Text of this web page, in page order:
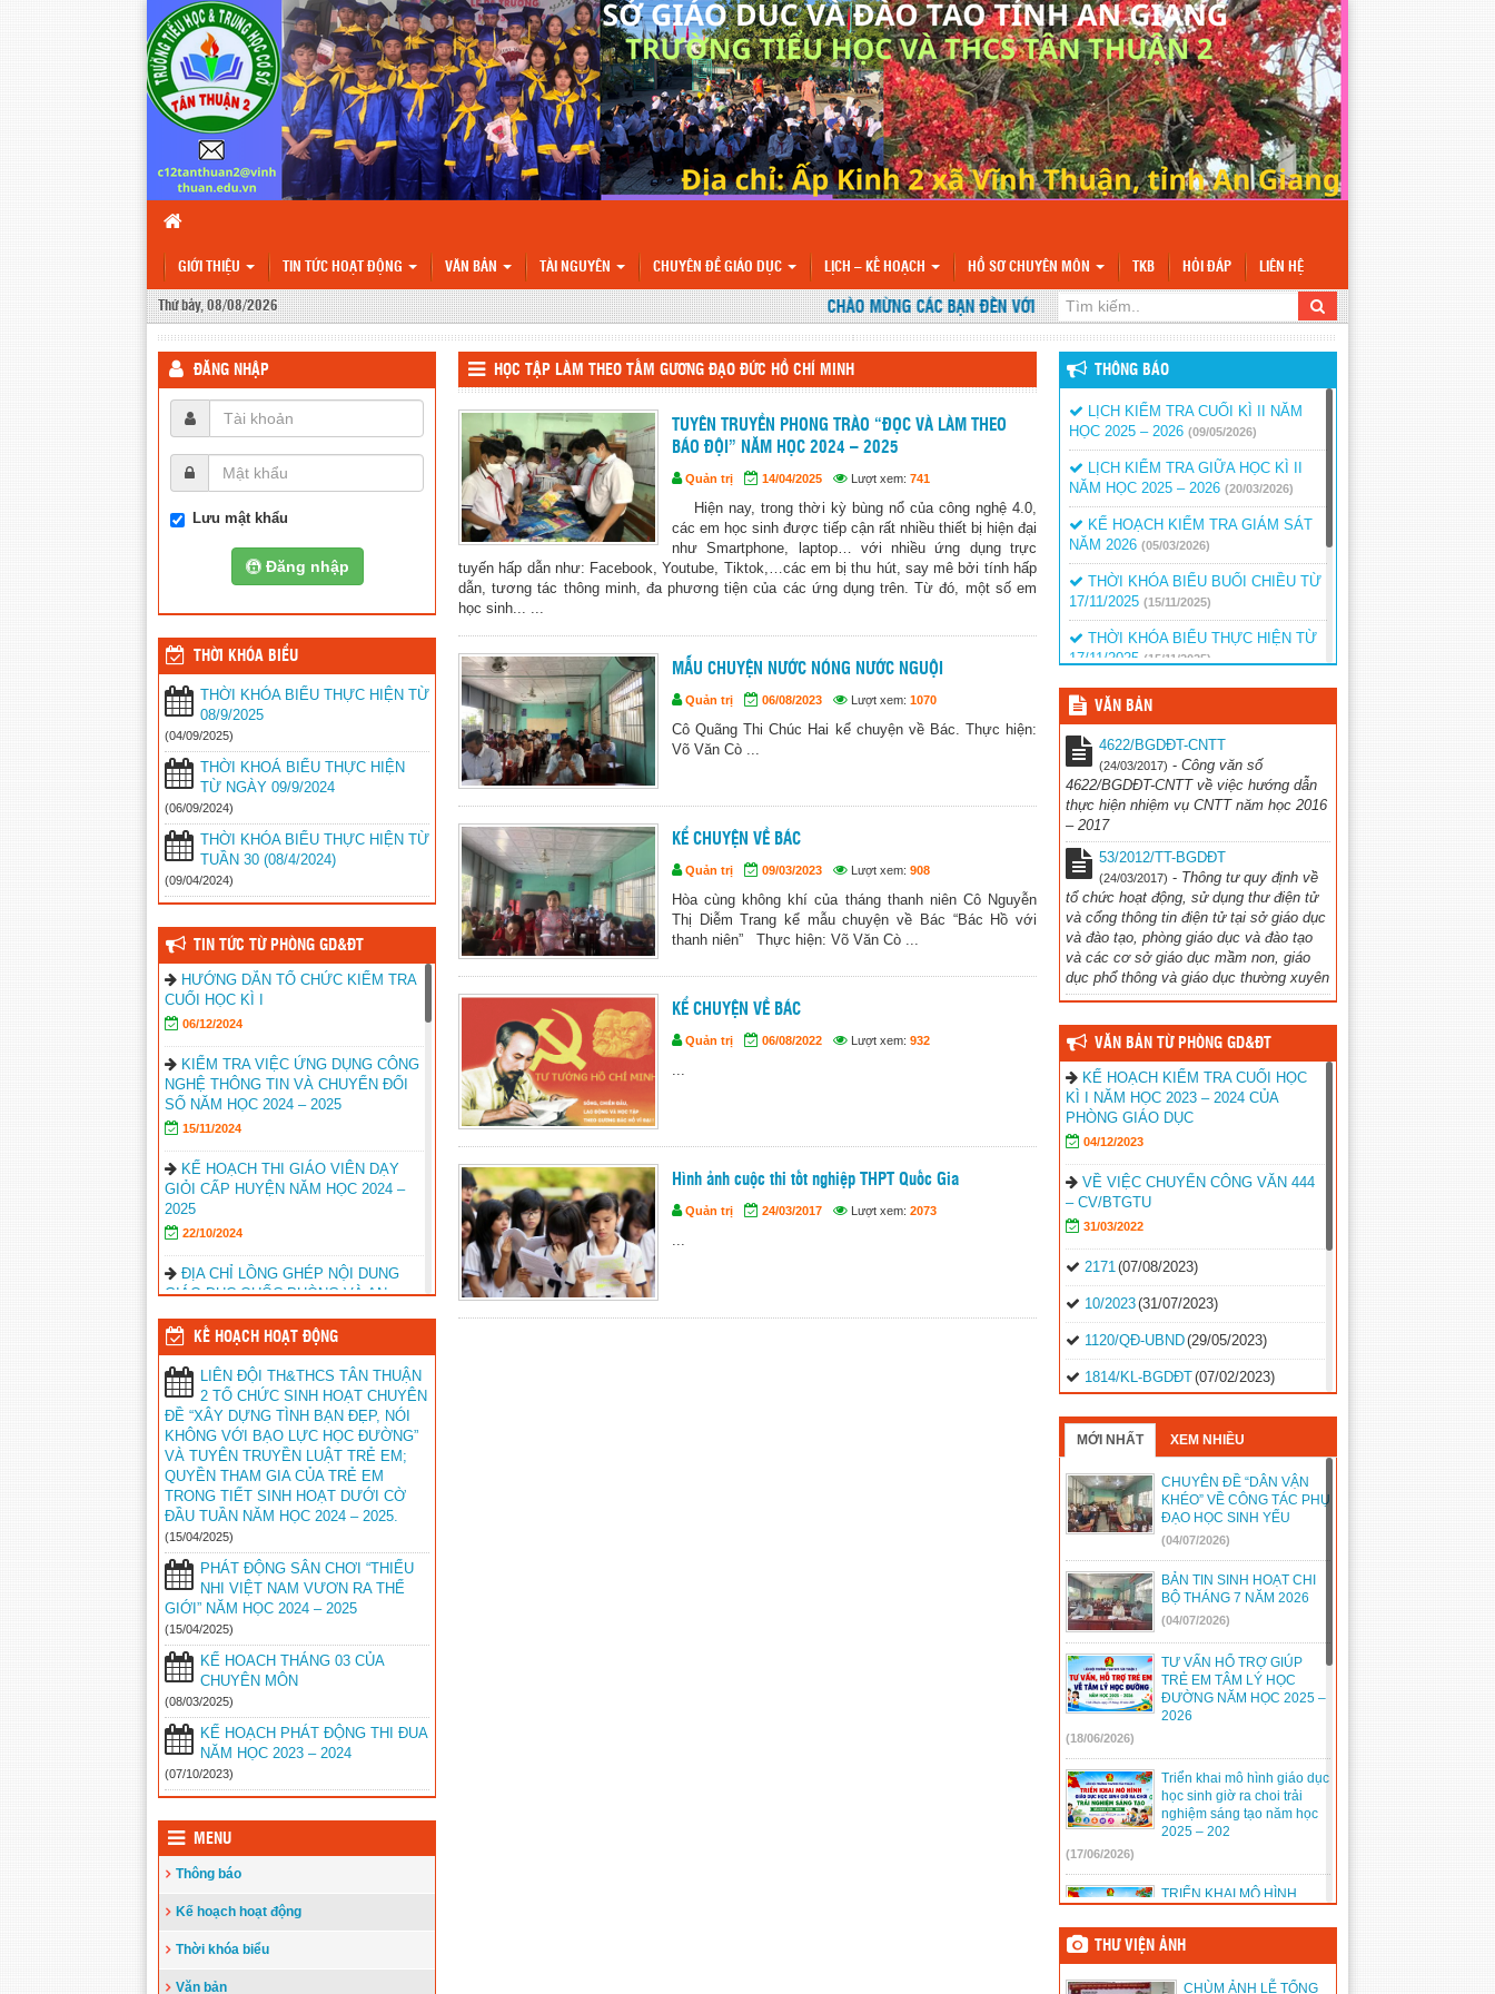
GIỚI THIỆU TIN TỨC HOẠT ĐỘNG VĂN BẢN TÀI NGUYÊN CHUYÊN ĐỀ GIÁO DỤC LỊCH – KẾ HOẠCH HỒ SƠ CHUYÊN MÔN TKB HỎI ĐÁP LIÊN HỆ
Thứ bảy, 08/08/2026 CHÀO MỪNG CÁC BẠN ĐẾN VỚI WEBSITE TRƯỜNG TH&THCS TÂN THUẬN 2
HỌC TẬP LÀM THEO TẤM GƯƠNG ĐẠO ĐỨC HỒ CHÍ MINH
TUYÊN TRUYỀN PHONG TRÀO “ĐỌC VÀ LÀM THEO
BÁO ĐỘI” NĂM HỌC 2024 – 2025
Quản trị 14/04/2025 Lượt xem: 741
Hiện nay, trong thời kỳ bùng nổ của công nghệ 4.0,
các em học sinh được tiếp cận rất nhiều thiết bị hiện đại
như Smartphone, laptop… với nhiều ứng dụng trực
tuyến hấp dẫn như: Facebook, Youtube, Tiktok,…các em bị thu hút, say mê bởi tính hấp
dẫn, tương tác thông minh, đa phương tiện của các ứng dụng trên. Từ đó, một số em
học sinh... ...
MẪU CHUYỆN NƯỚC NÓNG NƯỚC NGUỘI
Quản trị 06/08/2023 Lượt xem: 1070
Cô Quãng Thi Chúc Hai kể chuyện về Bác. Thực hiện:
Võ Văn Cò ...
KỂ CHUYỆN VỀ BÁC
Quản trị 09/03/2023 Lượt xem: 908
Hòa cùng không khí của tháng thanh niên Cô Nguyễn
Thị Diễm Trang kể mẫu chuyện về Bác “Bác Hồ với
thanh niên” Thực hiện: Võ Văn Cò ...
KỂ CHUYỆN VỀ BÁC
Quản trị 06/08/2022 Lượt xem: 932
...
Hình ảnh cuộc thi tốt nghiệp THPT Quốc Gia
Quản trị 24/03/2017 Lượt xem: 2073
...
ĐĂNG NHẬP
Lưu mật khẩu
Đăng nhập
THỜI KHÓA BIỂU
THỜI KHÓA BIỂU THỰC HIỆN TỪ
08/9/2025
(04/09/2025)
THỜI KHOÁ BIỂU THỰC HIỆN
TỪ NGÀY 09/9/2024
(06/09/2024)
THỜI KHÓA BIỂU THỰC HIỆN TỪ
TUẦN 30 (08/4/2024)
(09/04/2024)
TIN TỨC TỪ PHÒNG GD&ĐT
HƯỚNG DẪN TỔ CHỨC KIỂM TRA
CUỐI HỌC KÌ I
06/12/2024
KIỂM TRA VIỆC ỨNG DỤNG CÔNG
NGHỆ THÔNG TIN VÀ CHUYỂN ĐỔI
SỐ NĂM HỌC 2024 – 2025
15/11/2024
KẾ HOẠCH THI GIÁO VIÊN DẠY
GIỎI CẤP HUYỆN NĂM HỌC 2024 –
2025
22/10/2024
ĐỊA CHỈ LỒNG GHÉP NỘI DUNG
GIÁO DỤC QUỐC PHÒNG VÀ AN
16/10/2024
HỘI NGHỊ GIỚI THIỆU SÁCH GIÁO
KHOA LỚP 5, LỚP 8 CTPT 2018
22/02/2024
KẾT QUẢ HỘI THI GIÁO VIÊN DẠY
GIỎI TIỂU HỌC NĂM HỌC 2023 –
2024
ĐIỀU LỆ HỘI KHỎE PHÙ ĐỔNG
CỦA PGD HUYỆN VĨNH THUẬN
10/01/2024
KẾ HOẠCH TẬP HUẤN CÁC MÔN
DẠY HỌC TÍCH HỢP CỦA PHÒNG
09/12/2023
KẾ HOẠCH KIỂM TRA CUỐI HỌC
KÌ I NĂM HỌC 2023 – 2024 CỦA
PHÒNG GIÁO DỤC
04/12/2023
KẾ HOẠCH TỔ CHỨC HỘI KHỎE
PHÙ ĐỔNG NĂM HỌC 2023 – 2024
22/11/2023
Hội Khuyến học huyện Vĩnh Thuận
nghèo xã Phong Đông
KẾ HOẠCH HOẠT ĐỘNG
LIÊN ĐỘI TH&THCS TÂN THUẬN
2 TỔ CHỨC SINH HOẠT CHUYÊN
ĐỀ “XÂY DỰNG TÌNH BẠN ĐẸP, NÓI
KHÔNG VỚI BẠO LỰC HỌC ĐƯỜNG”
VÀ TUYÊN TRUYỀN LUẬT TRẺ EM;
QUYỀN THAM GIA CỦA TRẺ EM
TRONG TIẾT SINH HOẠT DƯỚI CỜ
ĐẦU TUẦN NĂM HỌC 2024 – 2025.
(15/04/2025)
PHÁT ĐỘNG SÂN CHƠI “THIẾU
NHI VIỆT NAM VƯƠN RA THẾ
GIỚI” NĂM HỌC 2024 – 2025
(15/04/2025)
KẾ HOACH THÁNG 03 CỦA
CHUYÊN MÔN
(08/03/2025)
KẾ HOẠCH PHÁT ĐỘNG THI ĐUA
NĂM HỌC 2023 – 2024
(07/10/2023)
MENU
Thông báo
Kế hoạch hoạt động
Thời khóa biểu
Văn bản
THÔNG BÁO
LỊCH KIỂM TRA CUỐI KÌ II NĂM
HỌC 2025 – 2026 (09/05/2026)
LỊCH KIỂM TRA GIỮA HỌC KÌ II
NĂM HỌC 2025 – 2026 (20/03/2026)
KẾ HOẠCH KIỂM TRA GIÁM SÁT
NĂM 2026 (05/03/2026)
THỜI KHÓA BIỂU BUỔI CHIỀU TỪ
17/11/2025 (15/11/2025)
THỜI KHÓA BIỂU THỰC HIỆN TỪ
17/11/2025 (15/11/2025)
LICH KIỂM TRA GIỮA KÌ I NĂM
HỌC 2025-2026
KẾ HOẠCH TUYỂN SINH LỚP 10
NĂM HỌC 2025
(06/02/2025)
QUYẾT ĐỊNH BỎ SUNG KINH PHÍ
KHEN THƯỞNG
VĂN BẢN
4622/BGDĐT-CNTT
(24/03/2017) - Công văn số
4622/BGDĐT-CNTT về việc hướng dẫn
thực hiện nhiệm vụ CNTT năm học 2016
– 2017
53/2012/TT-BGDĐT
(24/03/2017) - Thông tư quy định về
tổ chức hoạt động, sử dụng thư điện tử
và cổng thông tin điện tử tại sở giáo dục
và đào tạo, phòng giáo dục và đào tạo
và các cơ sở giáo dục mầm non, giáo
dục phổ thông và giáo dục thường xuyên
VĂN BẢN TỪ PHÒNG GD&ĐT
KẾ HOẠCH KIỂM TRA CUỐI HỌC
KÌ I NĂM HỌC 2023 – 2024 CỦA
PHÒNG GIÁO DỤC
04/12/2023
VỀ VIỆC CHUYỂN CÔNG VĂN 444
– CV/BTGTU
31/03/2022
2171(07/08/2023)
10/2023(31/07/2023)
1120/QĐ-UBND(29/05/2023)
1814/KL-BGDĐT(07/02/2023)
2496-QD-UBND(10/10/2022)
2494-QD-UBND(10/10/2022)
888/TB-UBND(31/08/2022)
2397/QĐ-UBND (26/08/2022)
31/2022/NQ-HĐND(16/08/2022)
MỚI NHẤT XEM NHIỀU
CHUYÊN ĐỀ “DÂN VẬN
KHÉO” VỀ CÔNG TÁC PHỤ
ĐẠO HỌC SINH YẾU
(04/07/2026)
BẢN TIN SINH HOẠT CHI
BỘ THÁNG 7 NĂM 2026
(04/07/2026)
TƯ VẤN HỔ TRỢ GIÚP
TRẺ EM TÂM LÝ HỌC
ĐƯỜNG NĂM HỌC 2025 –
2026
(18/06/2026)
Triển khai mô hình giáo dục
học sinh giờ ra choi trải
nghiệm sáng tạo năm học
2025 – 202
(17/06/2026)
TRIỂN KHAI MÔ HÌNH
HỌC 2025 – 2026
(14/06/2026)
THƯ VIỆN ẢNH
CHÙM ẢNH LỄ TỔNG